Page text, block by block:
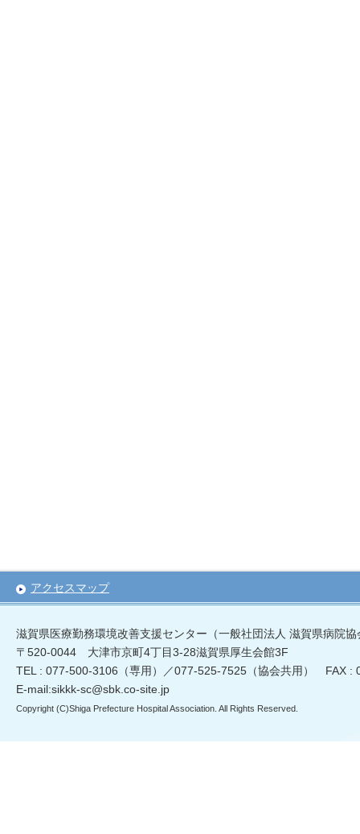
アクセスマップ
滋賀県医療勤務環境改善支援センター（一般社団法人 滋賀県病院協
〒520-0044 大津市京町4丁目3-28滋賀県厚生会館3F
TEL : 077-500-3106（専用）／077-525-7525（協会共用） FAX :
E-mail:sikkk-sc@sbk.co-site.jp
Copyright (C)Shiga Prefecture Hospital Association. All Rights Reserved.